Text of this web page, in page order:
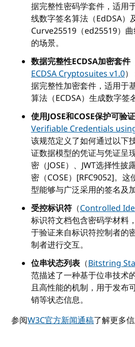
据完整性密码学套件，适用
线数字签名算法（EdDSA）
Curve25519（ed25519）
的场景。
数据完整性ECDSA加密套件
ECDSA Cryptosuites v1.0）
据完整性加密套件，适用于
算法（ECDSA）生成数字签
使用JOSE和COSE保护可验
Verifiable Credentials using
该规范定义了如何通过以下
证数据模型的凭证与凭证呈
密（JOSE）、JWT选择性披
密（COSE）[RFC9052]。
型能够与广泛采用的签名及
受控标识符（Controlled
标识符文档包含密码学材料
于验证来自标识符控制者的
制者进行交互。
位串状态列表（Bitstring
范描述了一种基于位串技术
且高性能的机制，用于发布
销等状态信息。
参阅W3C官方新闻通稿了解更多信